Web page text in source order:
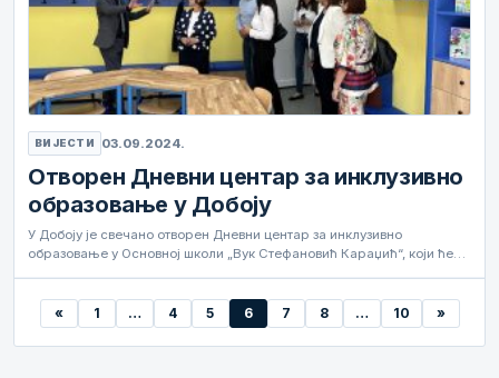
ВИЈЕСТИ 03.09.2024.
Отворен Дневни центар за инклузивно
образовање у Добоју
У Добоју је свечано отворен Дневни центар за инклузивно
образовање у Основној школи „Вук Стефановић Караџић“, који ће…
« 1 … 4 5 6 7 8 … 10 »